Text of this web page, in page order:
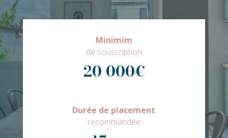
Minimim
de souscription
20 000€
Durée de placement
recommandée